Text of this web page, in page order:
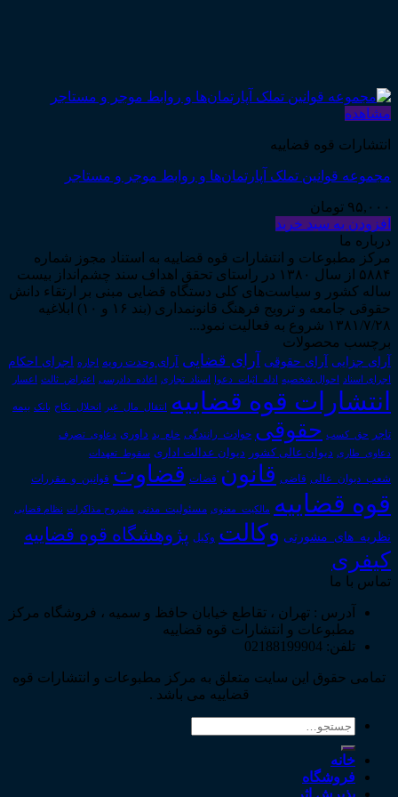
مشاهده
انتشارات قوه قضاییه
مجموعه قوانین تملک آپارتمان‌ها و روابط موجر و مستاجر
۹۵,۰۰۰ تومان
افزودن به سبد خرید
درباره ما
مرکز مطبوعات و انتشارات قوه قضاییه به استناد مجوز شماره
۵۸۸۴ از سال ۱۳۸۰ در راستای تحقق اهداف سند چشم‌انداز بیست
ساله کشور و سیاست‌های کلی دستگاه قضایی مبنی بر ارتقاء دانش
حقوقی جامعه و ترویج فرهنگ قانونمداری (بند ۱۶ و ۱۰) ابلاغیه
۱۳۸۱/۷/۲۸ شروع به فعالیت نمود...
برچسب محصولات
آرای جزایی آرای حقوقی آرای قضایی آرای وحدت رویه اجاره اجرای احکام
اجرای اسناد احوال شخصیه ادله_اثبات_دعوا اسناد_تجاری اعاده_دادرسی اعتراض_ثالث اعسار
انتشارات قوه قضاییه انتقال_مال_غیر انحلال_نکاح بانک بیمه
تاجر حق_کسب حقوقی حوادث_رانندگی خلع_ید داوری دعاوی_تصرف
دعاوی_طاری دیوان عالی کشور دیوان عدالت اداری سقوط_تعهدات
شعب_دیوان_عالی قاضی قانون قضات قضاوت قوانین_و_مقررات
قوه قضاییه مالکیت_معنوی مسئولیت_مدنی مشروح مذاکرات نظام قضایی
نظریه_های_مشورتی وکالت وکیل پژوهشگاه قوه قضاییه
کیفری
تماس با ما
آدرس : تهران ، تقاطع خیابان حافظ و سمیه ، فروشگاه مرکز
مطبوعات و انتشارات قوه قضاییه
تلفن: 02188199904
تمامی حقوق این سایت متعلق به مرکز مطبوعات و انتشارات قوه
قضاییه می باشد .
جستجو
خانه
فروشگاه
پذیرش اثر